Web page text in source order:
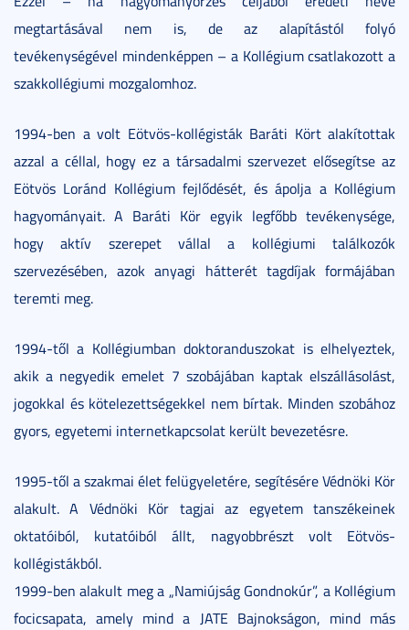
megtartásával nem is, de az alapítástól folyó
tevékenységével mindenképpen – a Kollégium csatlakozott a
szakkollégiumi mozgalomhoz.
1994-ben a volt Eötvös-kollégisták Baráti Kört alakítottak
azzal a céllal, hogy ez a társadalmi szervezet elősegítse az
Eötvös Loránd Kollégium fejlődését, és ápolja a Kollégium
hagyományait. A Baráti Kör egyik legfőbb tevékenysége,
hogy aktív szerepet vállal a kollégiumi találkozók
szervezésében, azok anyagi hátterét tagdíjak formájában
teremti meg.
1994-től a Kollégiumban doktoranduszokat is elhelyeztek,
akik a negyedik emelet 7 szobájában kaptak elszállásolást,
jogokkal és kötelezettségekkel nem bírtak. Minden szobához
gyors, egyetemi internetkapcsolat került bevezetésre.
1995-től a szakmai élet felügyeletére, segítésére Védnöki Kör
alakult. A Védnöki Kör tagjai az egyetem tanszékeinek
oktatóiból, kutatóiból állt, nagyobbrészt volt Eötvös-
kollégistákból.
1999-ben alakult meg a „Namiújság Gondnokúr”, a Kollégium
focicsapata, amely mind a JATE Bajnokságon, mind más